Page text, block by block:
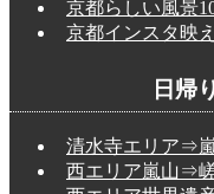
京都らしい風景
京都インスタ映
日帰
清水寺エリア⇒
西エリア嵐山⇒